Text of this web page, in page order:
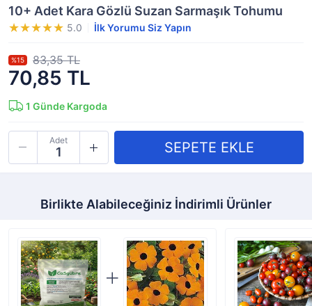
10+ Adet Kara Gözlü Suzan Sarmaşık Tohumu
5.0 İlk Yorumu Siz Yapın
70,85 TL
%15 83,35 TL
1 Günde Kargoda
Adet
Birlikte Alabileceğiniz İndirimli Ürünler